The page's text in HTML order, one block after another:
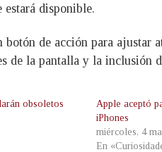
estará disponible.
de acción para ajustar
de la pantalla y la inclusión
obsoletos
Apple aceptó
iPhones
miércoles, 4
En